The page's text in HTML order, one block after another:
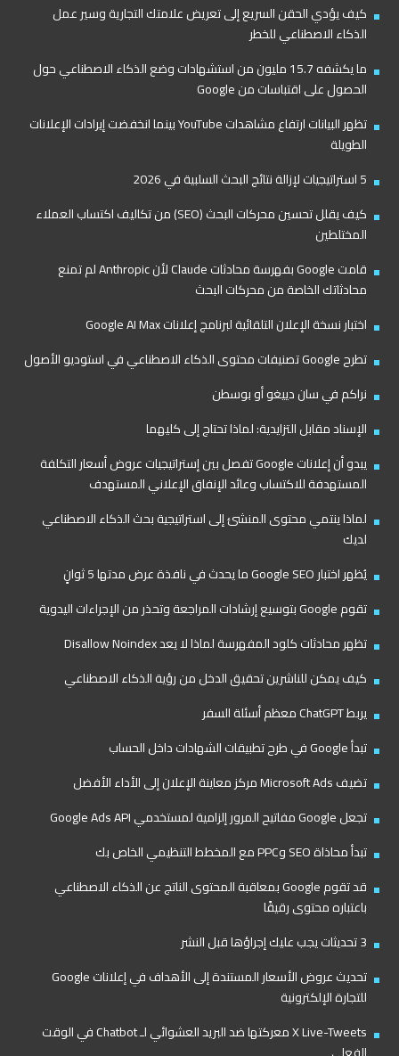
كيف يؤدي الحقن السريع إلى تعريض علامتك التجارية وسير عمل
الذكاء الاصطناعي للخطر
ما يكشفه 15.7 مليون من استشهادات وضع الذكاء الاصطناعي حول
الحصول على اقتباسات من Google
تظهر البيانات ارتفاع مشاهدات YouTube بينما انخفضت إيرادات الإعلانات
الطويلة
5 استراتيجيات لإزالة نتائج البحث السلبية في 2026
كيف يقلل تحسين محركات البحث (SEO) من تكاليف اكتساب العملاء
المختلطين
قامت Google بفهرسة محادثات Claude لأن Anthropic لم تمنع
محادثاتك الخاصة من محركات البحث
اختبار نسخة الإعلان التلقائية لبرنامج إعلانات Google AI Max
تطرح Google تصنيفات محتوى الذكاء الاصطناعي في استوديو الأصول
نراكم في سان دييغو أو بوسطن
الإسناد مقابل التزايدية: لماذا تحتاج إلى كليهما
يبدو أن إعلانات Google تفصل بين إستراتيجيات عروض أسعار التكلفة
المستهدفة للاكتساب وعائد الإنفاق الإعلاني المستهدف
لماذا ينتمي محتوى المنشئ إلى استراتيجية بحث الذكاء الاصطناعي
لديك
يُظهر اختبار Google SEO ما يحدث في نافذة عرض مدتها 5 ثوانٍ
تقوم Google بتوسيع إرشادات المراجعة وتحذر من الإجراءات اليدوية
تظهر محادثات كلود المفهرسة لماذا لا يعد Disallow Noindex
كيف يمكن للناشرين تحقيق الدخل من رؤية الذكاء الاصطناعي
يربط ChatGPT معظم أسئلة السفر
تبدأ Google في طرح تطبيقات الشهادات داخل الحساب
تضيف Microsoft Ads مركز معاينة الإعلان إلى الأداء الأفضل
تجعل Google مفاتيح المرور إلزامية لمستخدمي Google Ads API
تبدأ محاذاة SEO وPPC مع المخطط التنظيمي الخاص بك
قد تقوم Google بمعاقبة المحتوى الناتج عن الذكاء الاصطناعي
باعتباره محتوى رقيقًا
3 تحديثات يجب عليك إجراؤها قبل النشر
تحديث عروض الأسعار المستندة إلى الأهداف في إعلانات Google
للتجارة الإلكترونية
X Live-Tweets معركتها ضد البريد العشوائي لـ Chatbot في الوقت